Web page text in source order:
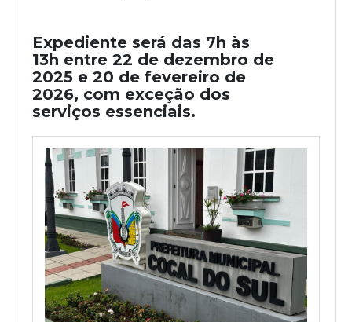
Expediente será das 7h às
13h entre 22 de dezembro de
2025 e 20 de fevereiro de
2026, com exceção dos
serviços essenciais.